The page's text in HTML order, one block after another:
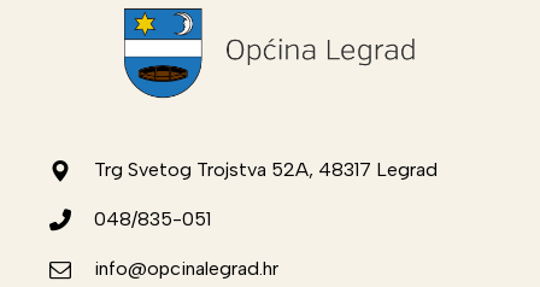
Trg Svetog Trojstva 52A, 48317 Legrad
048/835-051
info@opcinalegrad.hr